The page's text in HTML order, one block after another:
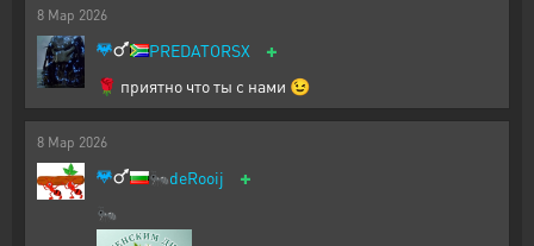
8 Мар 2026
PREDATORSX +
🌹 приятно что ты с нами 😉
8 Мар 2026
🐜deRooij +
🐜